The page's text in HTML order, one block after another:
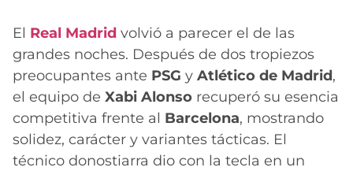
El Real Madrid volvió a parecer el de las
grandes noches. Después de dos tropiezos
preocupantes ante PSG y Atlético de Madrid,
el equipo de Xabi Alonso recuperó su esencia
competitiva frente al Barcelona, mostrando
solidez, carácter y variantes tácticas. El
técnico donostiarra dio con la tecla en un